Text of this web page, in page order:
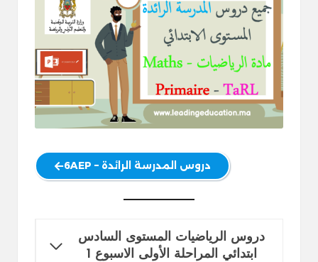
دروس المدرسة الرائدة – 6AEP
دروس الرياضيات المستوى السادس
ابتدائي المراحلة الأولى الاسبوع 1